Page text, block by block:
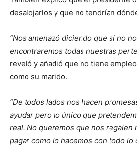
desalojarlos y que no tendrían
“Nos amenazó diciendo que si no
encontraremos todas nuestras
reveló y añadió que no tiene
como su marido.
“De todos lados nos hacen
ayudar pero lo único que
real. No queremos que nos regalen
pagar como lo hacemos con todo lo